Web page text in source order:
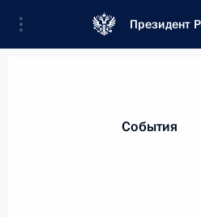
Президент
Новости
События